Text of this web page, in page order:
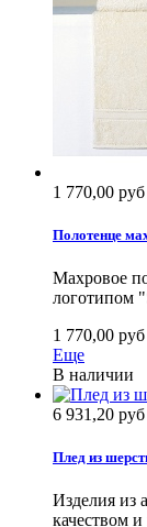
1 770,00 руб
Полотенце
Махровое
логотипом
1 770,00 руб
Еще
В наличии
6 931,20 руб
Плед из
Изделия из
качеством